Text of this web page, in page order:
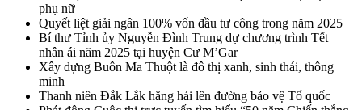
phụ nữ
Quyết liệt giải ngân 100% vốn đầu tư công trong năm 2025
Bí thư Tỉnh ủy Nguyễn Đình Trung dự chương trình Tết
nhân ái năm 2025 tại huyện Cư M’Gar
Xây dựng Buôn Ma Thuột là đô thị xanh, sinh thái, thông
minh
Thanh niên Đắk Lắk hăng hái lên đường bảo vệ Tổ quốc